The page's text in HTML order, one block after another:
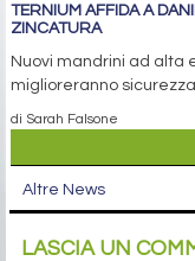
TERNIUM AFFIDA A
ZINCATURA
Nuovi mandrini ad alta
miglioreranno
di Sarah Falsone
Altre News
LASCIA UN